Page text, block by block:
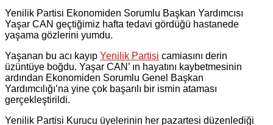
Yenilik Partisi Ekonomiden Sorumlu Başkan Yardımcısı
Yaşar CAN geçtiğimiz hafta tedavi gördüğü hastanede
yaşama gözlerini yumdu.
Yaşanan bu acı kayıp Yenilik Partisi camiasını derin
üzüntüye boğdu. Yaşar CAN’ ın hayatını kaybetmesinin
ardından Ekonomiden Sorumlu Genel Başkan
Yardımcılığı’na yine çok başarılı bir ismin ataması
gerçekleştirildi.
Yenilik Partisi Kurucu üyelerinin her pazartesi düzenlediği